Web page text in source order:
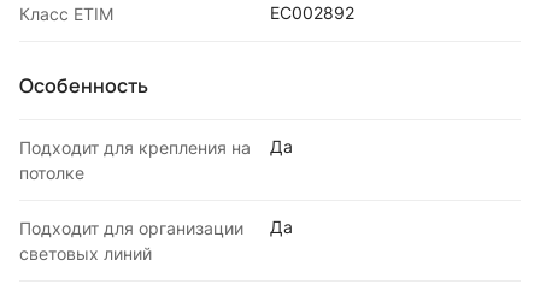
Класс ETIM EC002892
Особенность
Подходит для крепления на
потолке
Да
Подходит для организации
световых линий
Да